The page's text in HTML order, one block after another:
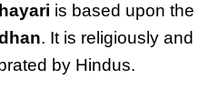
is based upon the
. It is religiously and
by Hindus.